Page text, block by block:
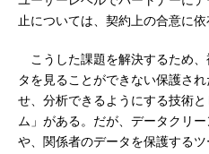
止については、契約上の合意に依
こうした課題を解決するため
タを見ることができない保護さ
せ、分析できるようにする技術
ム」がある。だが、データクリ
や、関係者のデータを保護する